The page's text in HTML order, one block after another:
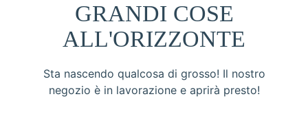
GRANDI COSE
ALL'ORIZZONTE
Sta nascendo qualcosa di grosso! Il nostro
negozio è in lavorazione e aprirà presto!